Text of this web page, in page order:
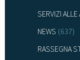
SERVIZI ALLE
NEWS (637)
RASSEGNA